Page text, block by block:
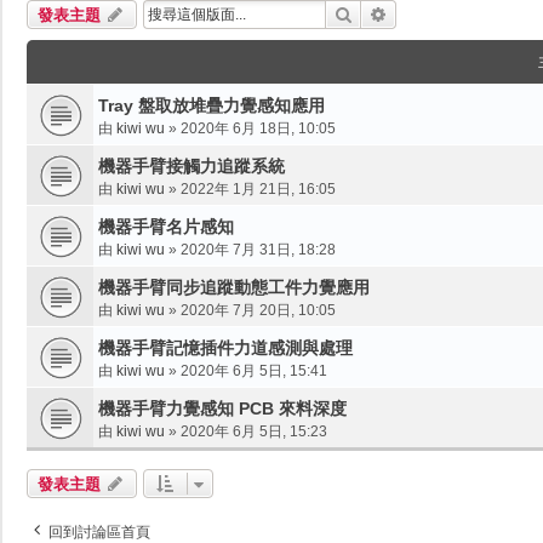
發表主題 搜尋
Tray 盤取放堆疊力覺感知應用
由 kiwi wu » 2020年 6月 18日, 10:05
機器手臂接觸力追蹤系統
由 kiwi wu » 2022年 1月 21日, 16:05
機器手臂名片感知
由 kiwi wu » 2020年 7月 31日, 18:28
機器手臂同步追蹤動態工件力覺應用
由 kiwi wu » 2020年 7月 20日, 10:05
機器手臂記憶插件力道感測與處理
由 kiwi wu » 2020年 6月 5日, 15:41
機器手臂力覺感知 PCB 來料深度
由 kiwi wu » 2020年 6月 5日, 15:23
發表主題
回到討論區首頁